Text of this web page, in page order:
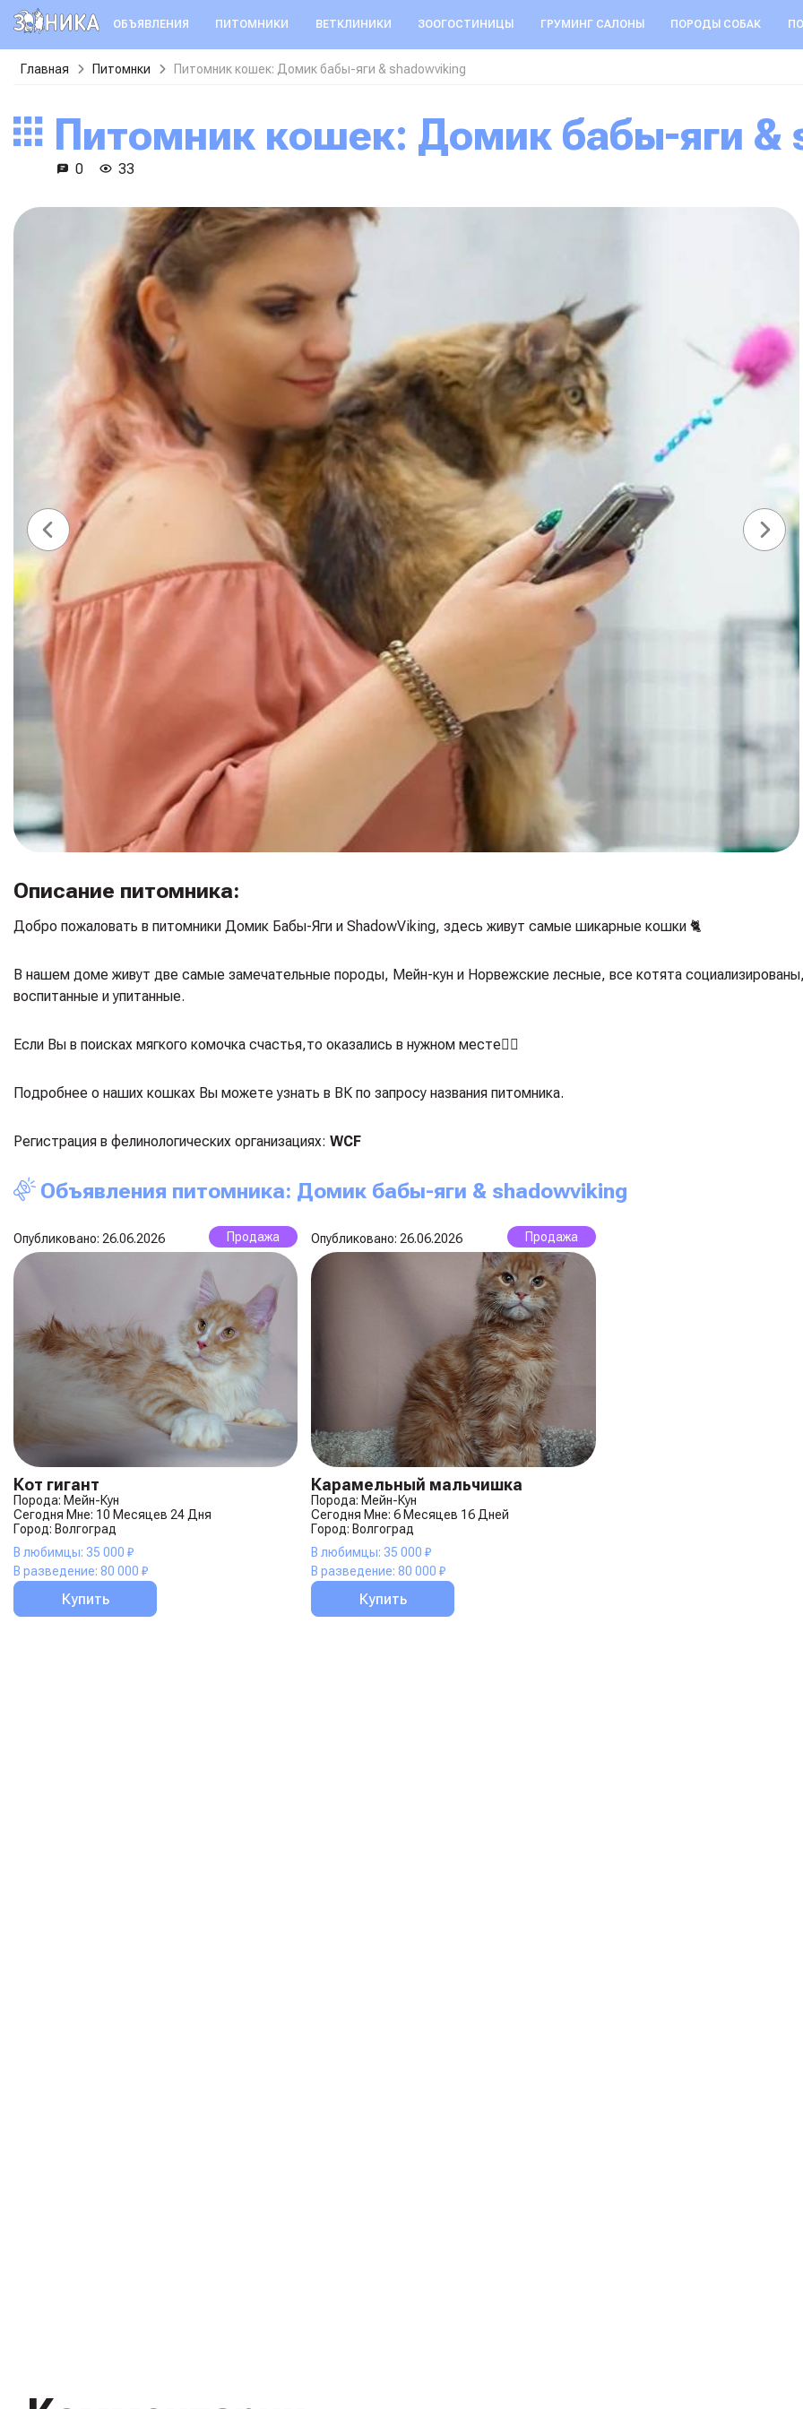
ОБЪЯВЛЕНИЯ ПИТОМНИКИ ВЕТКЛИНИКИ ЗООГОСТИНИЦЫ ГРУМИНГ САЛОНЫ ПОРОДЫ СОБАК
Главная Питомнки Питомник кошек: Домик бабы-яги & shadowviking
Питомник кошек: Домик бабы-яги
0 33
Описание питомника:
Добро пожаловать в питомники Домик Бабы-Яги и ShadowViking, здесь живут самые шикарные кошки 🐈
В нашем доме живут две самые замечательные породы, Мейн-кун и Норвежские лесные, все котята
воспитанные и упитанные.
Если Вы в поисках мягкого комочка счастья,то оказались в нужном месте☝🏻
Подробнее о наших кошках Вы можете узнать в ВК по запросу названия питомника.
Регистрация в фелинологических организациях: WCF
Объявления питомника: Домик бабы-яги & shadowviking
Опубликовано: 26.06.2026 Продажа
Кот гигант
Порода: Мейн-Кун
Сегодня Мне: 10 Месяцев 24 Дня
Город: Волгоград
В любимцы: 35 000 ₽
В разведение: 80 000 ₽
Купить
Опубликовано: 26.06.2026 Продажа
Карамельный мальчишка
Порода: Мейн-Кун
Сегодня Мне: 6 Месяцев 16 Дней
Город: Волгоград
В любимцы: 35 000 ₽
В разведение: 80 000 ₽
Купить